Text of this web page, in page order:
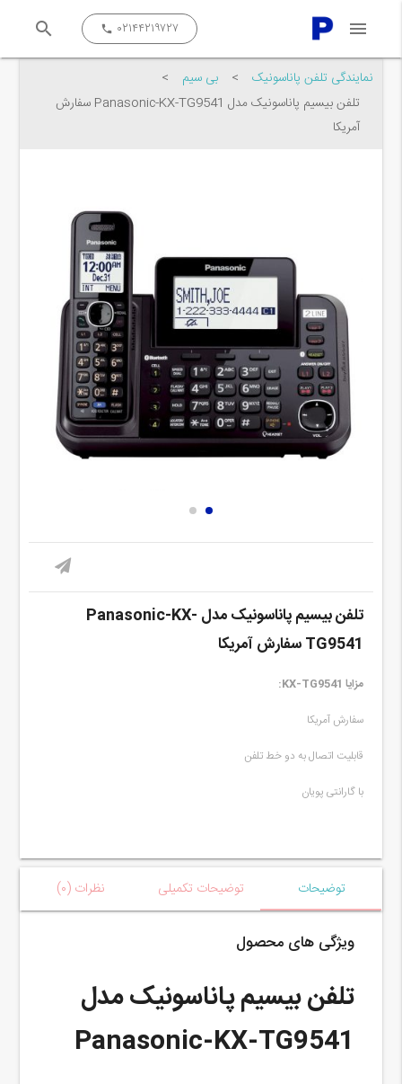
جستجو کن...
close menu ۰۲۱۴۴۲۱۹۷۲۷ call
search
نمایندگی تلفن پاناسونیک > بی سیم
>
تلفن بیسیم پاناسونیک مدل Panasonic-KX-TG9541 سفارش
آمریکا
تلفن بیسیم پاناسونیک مدل Panasonic-KX-
TG9541 سفارش آمریکا
مزایا KX-TG9541:
سفارش آمریکا
قابلیت اتصال به دو خط تلفن
با گارانتی پویان
توضیحات توضیحات تکمیلی نظرات (۰)
ویژگی های محصول
تلفن بیسیم پاناسونیک مدل
Panasonic-KX-TG9541